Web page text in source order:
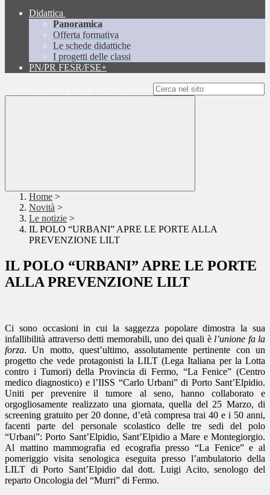
Didattica
Panoramica
Offerta formativa
Le schede didattiche
I progetti delle classi
PN/PR FESR/FSE+
Home >
Novità >
Le notizie >
IL POLO “URBANI” APRE LE PORTE ALLA
PREVENZIONE LILT
IL POLO “URBANI” APRE LE PORTE
ALLA PREVENZIONE LILT
Ci sono occasioni in cui la saggezza popolare dimostra la sua
infallibilità attraverso detti memorabili, uno dei quali è l’unione fa la
forza. Un motto, quest’ultimo, assolutamente pertinente con un
progetto che vede protagonisti la LILT (Lega Italiana per la Lotta
contro i Tumori) della Provincia di Fermo, “La Fenice” (Centro
medico diagnostico) e l’IISS “Carlo Urbani” di Porto Sant’Elpidio.
Uniti per prevenire il tumore al seno, hanno collaborato e
orgogliosamente realizzato una giornata, quella del 25 Marzo, di
screening gratuito per 20 donne, d’età compresa trai 40 e i 50 anni,
facenti parte del personale scolastico delle tre sedi del polo
“Urbani”: Porto Sant’Elpidio, Sant’Elpidio a Mare e Montegiorgio.
Al mattino mammografia ed ecografia presso “La Fenice” e al
pomeriggio visita senologica eseguita presso l’ambulatorio della
LILT di Porto Sant’Elpidio dal dott. Luigi Acito, senologo del
reparto Oncologia del “Murri” di Fermo.